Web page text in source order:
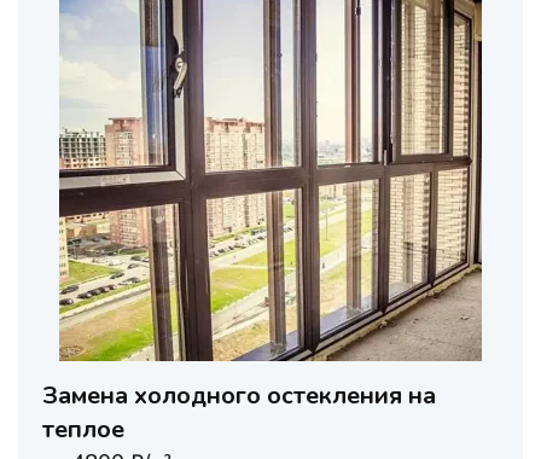
Замена холодного остекления на
теплое